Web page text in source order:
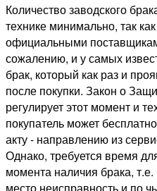
Количество заводского
технике минимально, так
официальными
сожалению, и у самых
брак, который как раз и
после покупки. Закон о
регулирует этот момент и
покупатель может
акту - направлению из
Однако, требуется время
момента наличия брака,
место неисправность и по